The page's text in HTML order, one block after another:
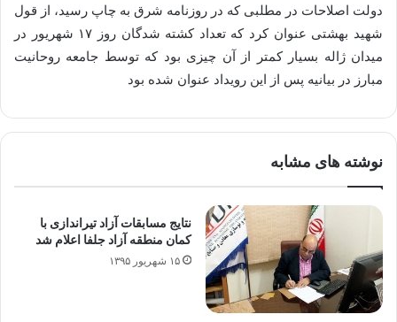
دولت اصلاحات در مطلبی که در روزنامه شرق به چاپ رسید، از قول
شهید بهشتی عنوان کرد که تعداد کشته شدگان روز ۱۷ شهریور در
میدان ژاله بسیار کمتر از آن چیزی بود که توسط جامعه روحانیت
مبارز در بیانیه پس از این رویداد عنوان شده بود
نوشته های مشابه
نتایج مسابقات آزاد تیراندازی با
کمان منطقه آزاد جلفا اعلام شد
۱۵ شهریور ۱۳۹۵